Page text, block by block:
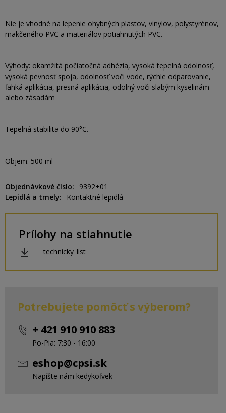
Nie je vhodné na lepenie ohybných plastov, vinylov, polystyrénov,
mäkčeného PVC a materiálov potiahnutých PVC.
Výhody: okamžitá počiatočná adhézia, vysoká tepelná odolnosť,
vysoká pevnosť spoja, odolnosť voči vode, rýchle odparovanie,
ľahká aplikácia, presná aplikácia, odolný voči slabým kyselinám
alebo zásadám
Tepelná stabilita do 90°C.
Objem: 500 ml
Objednávkové číslo
9392+01
Lepidlá a tmely
Kontaktné lepidlá
Prílohy na stiahnutie
technicky_list
Potrebujete pomôcť s výberom?
+ 421 910 910 883
Po-Pia: 7:30 - 16:00
eshop@cpsi.sk
Napíšte nám kedykoľvek